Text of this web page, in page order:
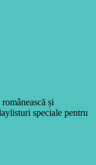
și
speciale pentru